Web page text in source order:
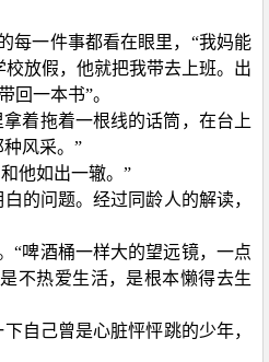
每一件事都看在眼里，“我妈能
放假，他就把我带去上班。出
一本书”。
着拖着一根线的话筒，在台上
风采。”
他如出一辙。”
的问题。经过同龄人的解读，
“啤酒桶一样大的望远镜，一点
不热爱生活，是根本懒得去生
自己曾是心脏怦怦跳的少年，